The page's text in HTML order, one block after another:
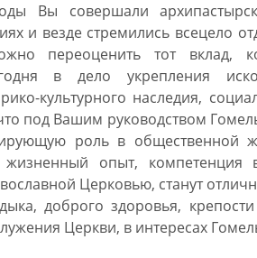
Вы совершали
и везде стремились всецело
переоценить тот вклад,
в дело укрепления
культурного наследия,
под Вашим руководством
роль в общественной
опыт, компетенция
Церковью, станут
доброго здоровья, крепости
Церкви, в интересах